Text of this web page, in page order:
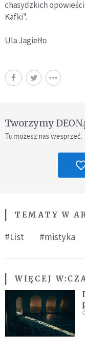
chasydzkich
Kafki".
Ula Jagiełło
Tworzymy
Tu możesz nas wesprzeć.
TEMATY W
#List #mistyka
WIĘCEJ W: